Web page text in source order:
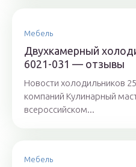
Мебель
Двухкамерный
6021-031 — отзывы
Новости холодильников
компаний Кулинарный
всероссийском...
Мебель